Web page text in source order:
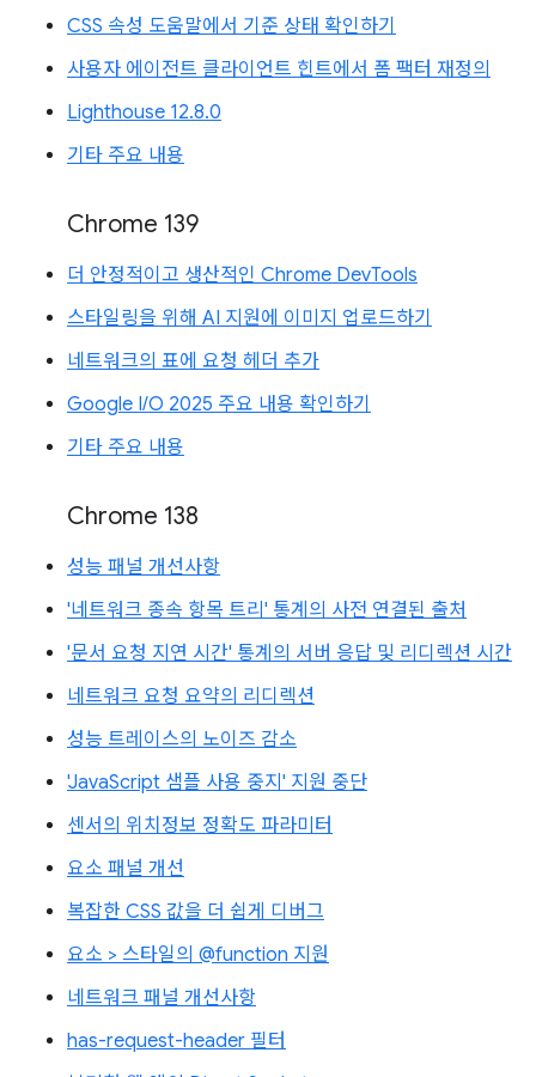
CSS 속성 도움말에서 기준 상태 확인하기
사용자 에이전트 클라이언트 힌트에서 폼 팩터 재정의
Lighthouse 12.8.0
기타 주요 내용
Chrome 139
더 안정적이고 생산적인 Chrome DevTools
스타일링을 위해 AI 지원에 이미지 업로드하기
네트워크의 표에 요청 헤더 추가
Google I/O 2025 주요 내용 확인하기
기타 주요 내용
Chrome 138
성능 패널 개선사항
'네트워크 종속 항목 트리' 통계의 사전 연결된 출처
'문서 요청 지연 시간' 통계의 서버 응답 및 리디렉션 시간
네트워크 요청 요약의 리디렉션
성능 트레이스의 노이즈 감소
'JavaScript 샘플 사용 중지' 지원 중단
센서의 위치정보 정확도 파라미터
요소 패널 개선
복잡한 CSS 값을 더 쉽게 디버그
요소 > 스타일의 @function 지원
네트워크 패널 개선사항
has-request-header 필터